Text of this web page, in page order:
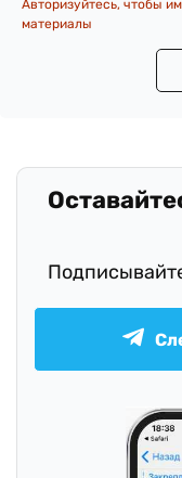
Авторизуйтесь, чтобы
материалы